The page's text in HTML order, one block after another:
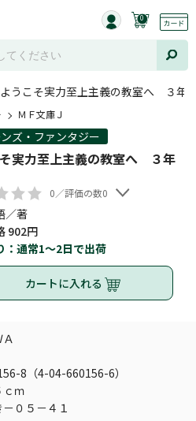
0
ようこそ実力至上主義の教室へ ３年
ＭＦ文庫Ｊ
ズ・ファンタジー
実力至上主義の教室へ ３年
0／評価の数0
／著
902円
：通常1～2日で出荷
カートに入れる
8（4-04-660156-6）
ｍ
０５－４１